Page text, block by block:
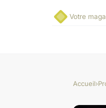
Votre
Accueil›